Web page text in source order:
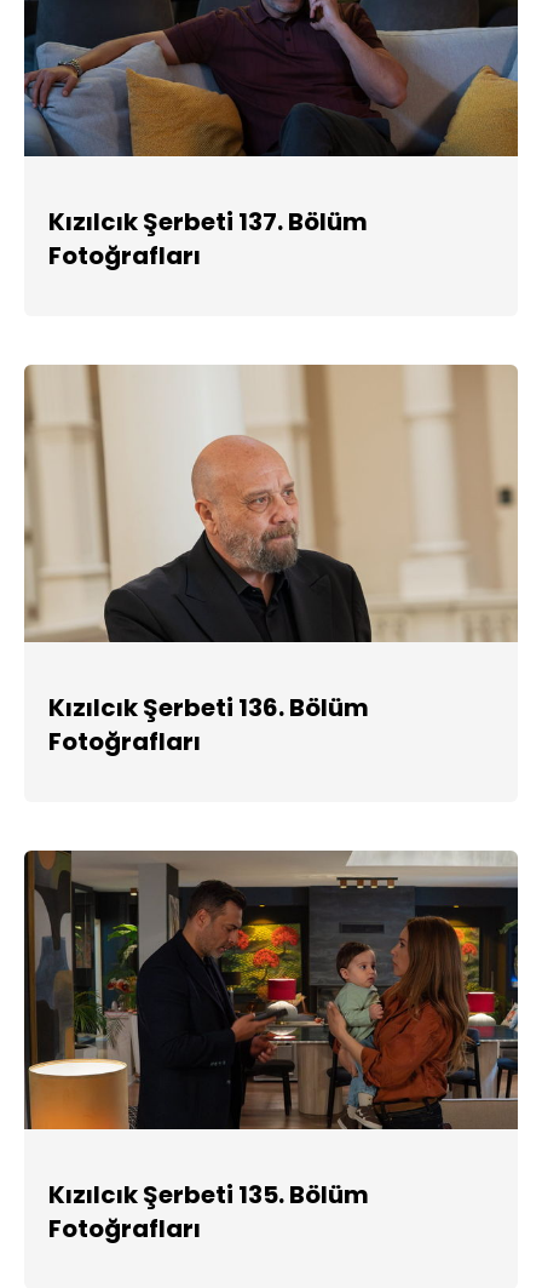
Kızılcık Şerbeti 137. Bölüm
Fotoğrafları
Kızılcık Şerbeti 136. Bölüm
Fotoğrafları
Kızılcık Şerbeti 135. Bölüm
Fotoğrafları